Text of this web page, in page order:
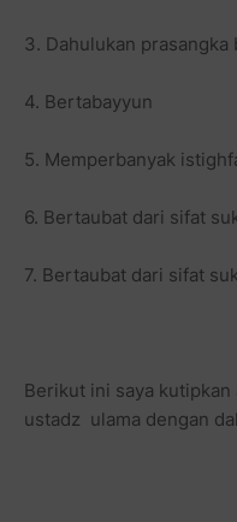
3. Dahulukan prasangka
4. Bertabayyun
5. Memperbanyak
6. Bertaubat dari sifat
7. Bertaubat dari sifat
Berikut ini saya
ustadz ulama dengan